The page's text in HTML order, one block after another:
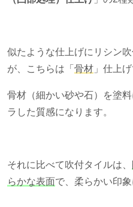
似たような仕上げにリシン
が、こちらは「 骨材 」仕上げ
骨材（細かい砂や石）を塗
ラした質感になります。
それに比べて吹付タイルは、
らかな表面で、柔らかい印